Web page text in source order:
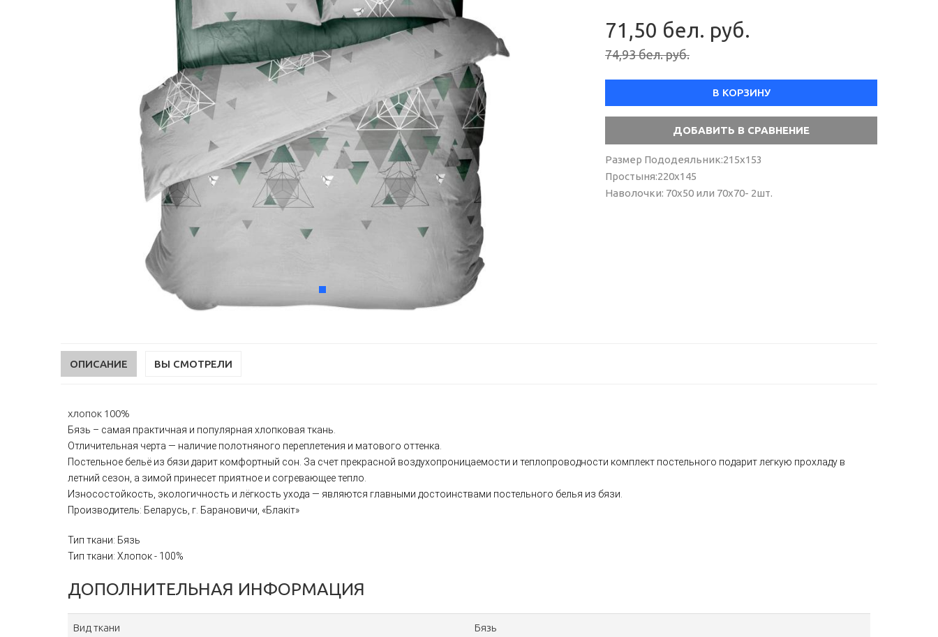
71,50 бел. руб.
74,93 бел. руб.
В КОРЗИНУ
Размер Пододеяльник:215х153
Простыня:220х145
Наволочки: 70х50 или 70х70- 2шт.
ОПИСАНИЕ ВЫ СМОТРЕЛИ
хлопок 100%
Бязь – самая практичная и популярная хлопковая ткань.
Отличительная черта — наличие полотняного переплетения и матового оттенка.
Постельное бельё из бязи дарит комфортный сон. За счет прекрасной воздухопроницаемости и теплопроводности комплект постельного подарит легкую прохладу в
летний сезон, а зимой принесет приятное и согревающее тепло.
Износостойкость, экологичность и лёгкость ухода — являются главными достоинствами постельного белья из бязи.
Производитель: Беларусь, г. Барановичи, «Блакiт»
Тип ткани: Бязь
Тип ткани: Хлопок - 100%
ДОПОЛНИТЕЛЬНАЯ ИНФОРМАЦИЯ
Вид ткани Бязь